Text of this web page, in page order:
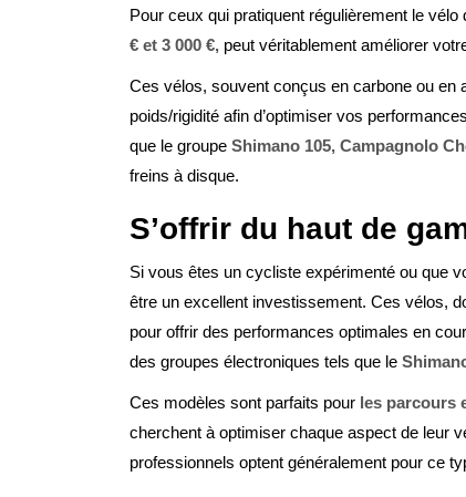
Pour ceux qui pratiquent régulièrement le vélo
€ et 3 000 €, peut véritablement améliorer
Ces vélos, souvent conçus en carbone ou en
poids/rigidité afin d’optimiser vos
que le groupe Shimano 105, Campagnolo
freins à disque.
S’offrir du haut de
Si vous êtes un cycliste expérimenté ou que
être un excellent investissement. Ces vélos,
pour offrir des performances optimales en
des groupes électroniques tels que le
Ces modèles sont parfaits pour les parcours
cherchent à optimiser chaque aspect de leur
professionnels optent généralement pour ce